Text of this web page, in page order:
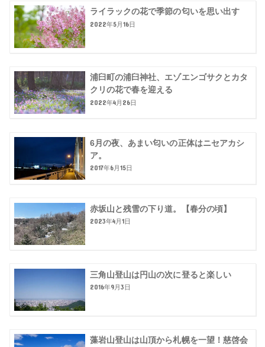
ライラックの花で季節の匂いを思い出す
2022年5月16日
浦臼町の浦臼神社、エゾエンゴサクとカタ
クリの花で春を迎える
2022年4月26日
6月の夜、あまい匂いの正体はニセアカシ
ア。
2017年6月15日
赤坂山と残雪の下り道。【春分の頃】
2023年4月1日
三角山登山は円山の次に登ると楽しい
2016年9月3日
藻岩山登山は山頂から札幌を一望！慈啓会